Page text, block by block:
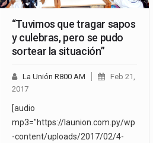
“Tuvimos que tragar sapos
y culebras, pero se pudo
sortear la situación”
La Unión R800 AM
Feb 21,
2017
[audio
mp3="https://launion.com.py/wp
-content/uploads/2017/02/4-